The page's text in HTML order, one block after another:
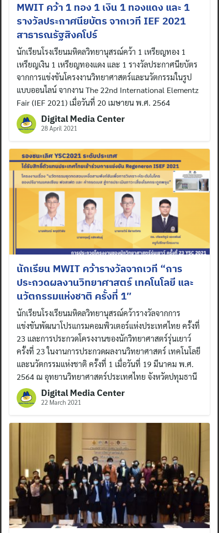
MWIT คว้า 1 ทอง 1 เงิน 1 ทองแดง และ 1
รางวัลประกาศนียบัตร จากเวที IEF 2021
สาธารณรัฐสิงคโปร์
นักเรียนโรงเรียนมหิดลวิทยานุสรณ์คว้า 1 เหรียญทอง 1
เหรียญเงิน 1 เหรียญทองแดง และ 1 รางวัลประกาศนียบัตร
จากการแข่งขันโครงงานวิทยาศาสตร์และนวัตกรรมในรูป
แบบออนไลน์ จากงาน The 22nd International Elementz
Fair (IEF 2021) เมื่อวันที่ 20 เมษายน พ.ศ. 2564
Digital Media Center
28 April 2021
นักเรียน MWIT คว้ารางวัลจากเวที “การ
ประกวดผลงานวิทยาศาสตร์ เทคโนโลยี และ
นวัตกรรมแห่งชาติ ครั้งที่ 1″
นักเรียนโรงเรียนมหิดลวิทยานุสรณ์คว้ารางวัลจากการ
แข่งขันพัฒนาโปรแกรมคอมพิวเตอร์แห่งประเทศไทย ครั้งที่
23 และการประกวดโครงงานของนักวิทยาศาสตร์รุ่นเยาว์
ครั้งที่ 23 ในงานการประกวดผลงานวิทยาศาสตร์ เทคโนโลยี
และนวัตกรรมแห่งชาติ ครั้งที่ 1 เมื่อวันที่ 19 มีนาคม พ.ศ.
2564 ณ อุทยานวิทยาศาสตร์ประเทศไทย จังหวัดปทุมธานี
Digital Media Center
22 March 2021